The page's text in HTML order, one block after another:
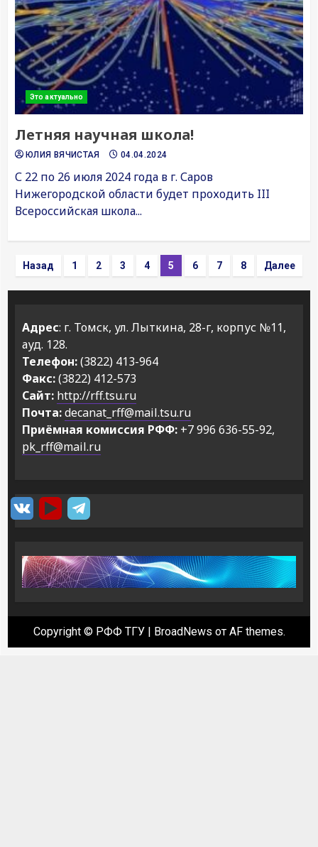
Это актуально
Летняя научная школа!
ЮЛИЯ ВЯЧИСТАЯ 04.04.2024
С 22 по 26 июля 2024 года в г. Саров
Нижегородской области будет проходить III
Всероссийская школа...
Пагинация
записей
Назад 1 2 3 4 5 6 7 8 Далее
Адрес: г. Томск, ул. Лыткина, 28-г, корпус №11,
ауд. 128.
Телефон:(3822) 413-964
Факс:(3822) 412-573
Сайт: http://rff.tsu.ru
Почта:decanat_rff@mail.tsu.ru
Приёмная комиссия РФФ: +7 996 636-55-92,
pk_rff@mail.ru
Copyright © РФФ ТГУ BroadNews от AF themes.